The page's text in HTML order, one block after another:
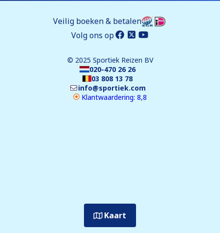
Kaart
Veilig boeken & betalen
Volg ons op
© 2025 Sportiek Reizen BV
020-470 26 26
03 808 13 78
info@sportiek.com
Klantwaardering: 8,8